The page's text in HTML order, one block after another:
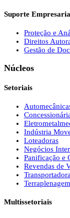
Suporte
Proteção e
Direitos
Gestão de
Núcleos
Setoriais
Indústria
Loteadoras
Negócios
Panificação e
Revendas de
Terraplenagem
Multissetoriais